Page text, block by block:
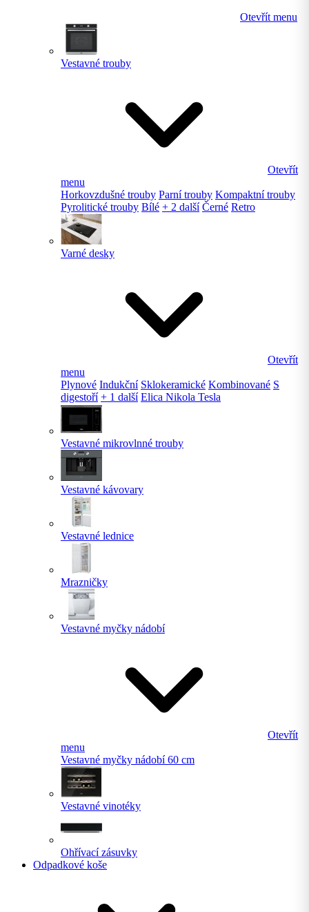
Otevřít menu
Vestavné trouby
Otevřít
menu
Horkovzdušné trouby Parní trouby Kompaktní trouby
Pyrolitické trouby Bílé + 2 další Černé Retro
Varné desky
Otevřít
menu
Plynové Indukční Sklokeramické Kombinované S
digestoří + 1 další Elica Nikola Tesla
Vestavné mikrovlnné trouby
Vestavné kávovary
Vestavné lednice
Mrazničky
Vestavné myčky nádobí
Otevřít
menu
Vestavné myčky nádobí 60 cm
Vestavné vinotéky
Ohřívací zásuvky
Odpadkové koše